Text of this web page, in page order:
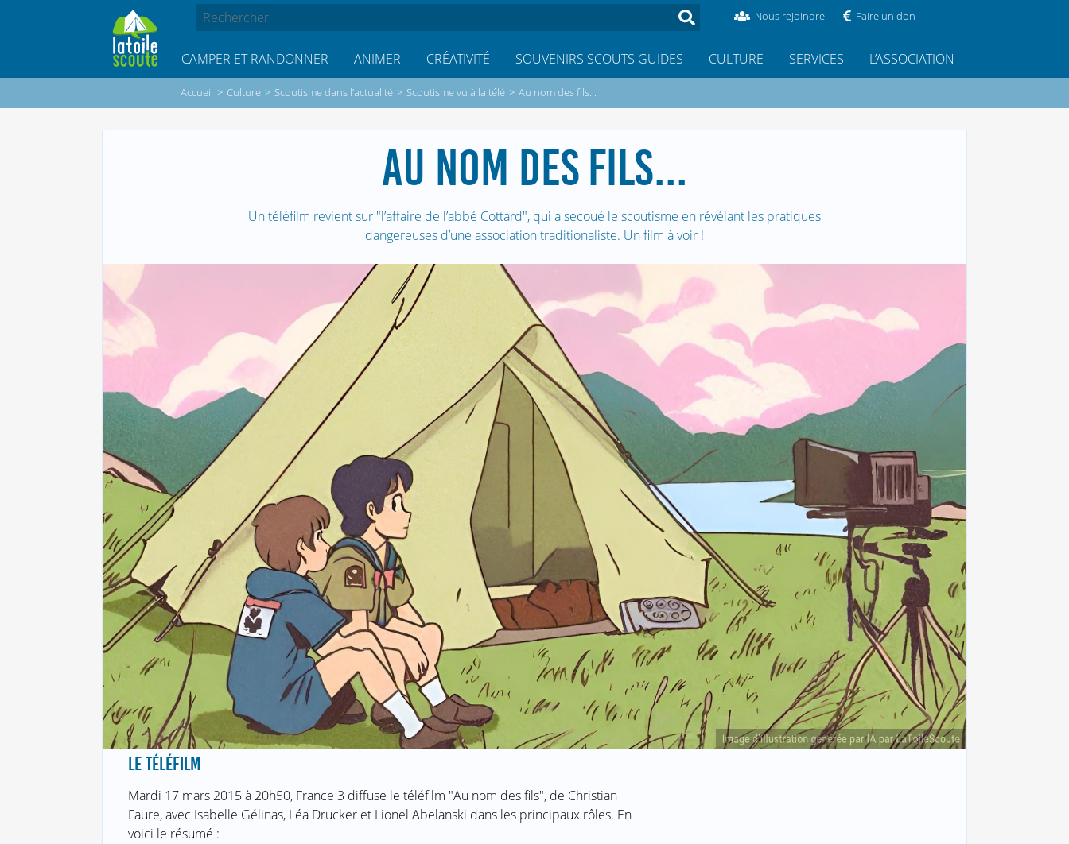
Nous rejoindre Faire un don
CAMPER ET RANDONNER ANIMER CRÉATIVITÉ SOUVENIRS SCOUTS GUIDES CULTURE SERVICES L’ASSOCIATION
Accueil > Culture > Scoutisme dans l’actualité > Scoutisme vu à la télé > Au nom des fils...
AU NOM DES FILS...
Un téléfilm revient sur "l’affaire de l’abbé Cottard", qui a secoué le scoutisme en révélant les pratiques
dangereuses d’une association traditionaliste. Un film à voir !
LE TÉLÉFILM
Mardi 17 mars 2015 à 20h50, France 3 diffuse le téléfilm "Au nom des fils", de Christian
Faure, avec Isabelle Gélinas, Léa Drucker et Lionel Abelanski dans les principaux rôles. En
voici le résumé :